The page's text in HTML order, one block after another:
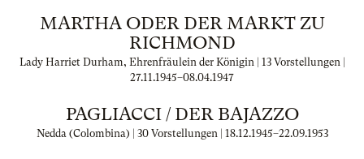
MARTHA ODER DER MARKT ZU
RICHMOND
Lady Harriet Durham, Ehrenfräulein der Königin | 13 Vorstellungen |
27.11.1945–08.04.1947
PAGLIACCI / DER BAJAZZO
Nedda (Colombina) | 30 Vorstellungen | 18.12.1945–22.09.1953